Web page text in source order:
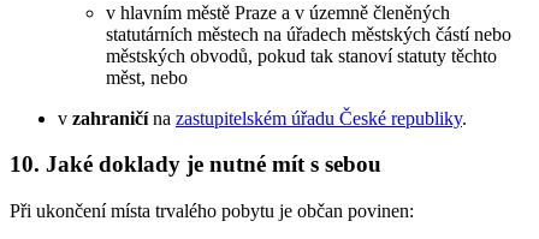
v hlavním městě Praze a v územně členěných
statutárních městech na úřadech městských částí nebo
městských obvodů, pokud tak stanoví statuty těchto
měst, nebo
v zahraničína zastupitelském úřadu České republiky.
10. Jaké doklady je nutné mít s sebou
Při ukončení místa trvalého pobytu je občan povinen: